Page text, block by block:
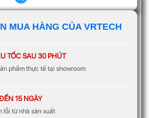
MUA HÀNG CỦA VRTECH
TỐC SAU 30 PHÚT
phẩm thực tế tại showroom
15 NGÀY
lỗi từ nhà sản xuất